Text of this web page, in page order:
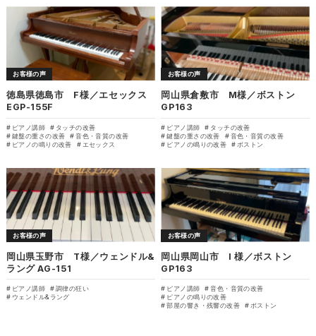
お客様の声
徳島県徳島市 F様／エセックス
EGP-155F
ピアノ講師
タッチの改善
鍵盤の重さの改善
音色・音質の改善
ピアノの鳴りの改善
エセックス
お客様の声
岡山県倉敷市 M様／ボストン
GP163
ピアノ講師
タッチの改善
鍵盤の重さの改善
音色・音質の改善
ピアノの鳴りの改善
ボストン
お客様の声
岡山県玉野市 T様／ウェンドル&
ラング AG-151
ピアノ講師
調律の狂い
ウェンドル&ラング
お客様の声
岡山県岡山市 I 様／ボストン
GP163
ピアノ講師
音色・音質の改善
ピアノの鳴りの改善
部屋の響き・残響の改善
ボストン